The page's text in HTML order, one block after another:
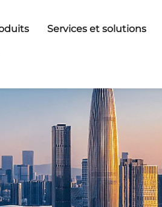
Services et solutions